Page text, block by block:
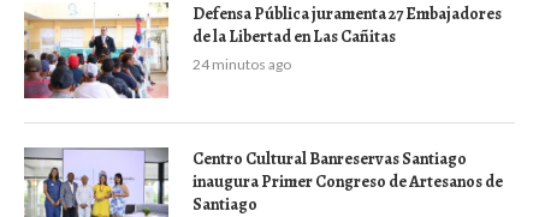
Defensa Pública juramenta 27 Embajadores
de la Libertad en Las Cañitas
24 minutos ago
Centro Cultural Banreservas Santiago
inaugura Primer Congreso de Artesanos de
Santiago